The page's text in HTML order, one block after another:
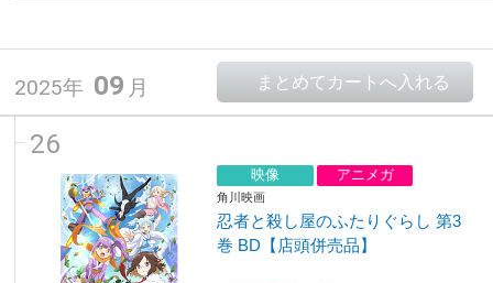
2025年 09 月
26
映像 アニメガ
角川映画
忍者と殺し屋のふたりぐらし 第3
巻 BD【店頭併売品】